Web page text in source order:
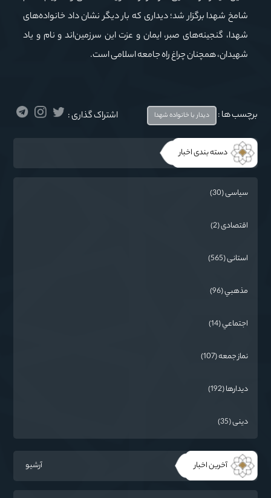
شامخ شهدا برگزار شد؛ دیداری که بار دیگر نشان داد خانواده‌های
شهدا، گنجینه‌های صبر، ایمان و عزت این سرزمین‌اند و نام و یاد
شهیدان، همچنان چراغ راه جامعه اسلامی است.
برچسب ها : دیدار با خانواده شهدا اشتراک گذاری :
دسته بندی اخبار
سیاسی (30)
اقتصادی (2)
استانی (565)
مذهبي (96)
اجتماعي (14)
نماز جمعه (107)
دیدارها (192)
دینی (35)
آخرین اخبار آرشیو